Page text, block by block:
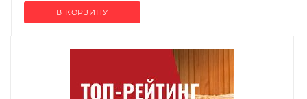
В КОРЗИНУ